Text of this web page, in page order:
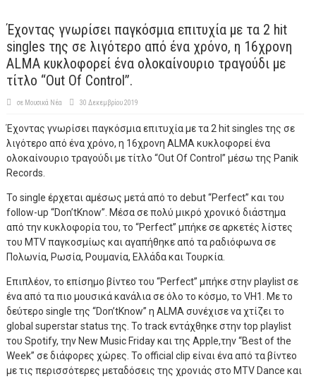
Έχοντας γνωρίσει παγκόσμια επιτυχία με τα 2 hit
singles της σε λιγότερο από ένα χρόνο, η 16χρονη
ALMA κυκλοφορεί ένα ολοκαίνουριο τραγούδι με
τίτλο “Out Of Control”.
σε Μουσικά Νέα 30 Δεκεμβρίου 2019
Έχοντας γνωρίσει παγκόσμια επιτυχία με τα 2 hit singles της σε
λιγότερο από ένα χρόνο, η 16χρονη ALMA κυκλοφορεί ένα
ολοκαίνουριο τραγούδι με τίτλο “Out Of Control” μέσω της Panik
Records.
To single έρχεται αμέσως μετά από το debut “Perfect” και του
follow-up “Don’tKnow”. Μέσα σε πολύ μικρό χρονικό διάστημα
από την κυκλοφορία του, το “Perfect” μπήκε σε αρκετές λίστες
του MTV παγκοσμίως και αγαπήθηκε από τα ραδιόφωνα σε
Πολωνία, Ρωσία, Ρουμανία, Ελλάδα και Τουρκία.
Επιπλέον, το επίσημο βίντεο του “Perfect” μπήκε στην playlist σε
ένα από τα πιο μουσικά κανάλια σε όλο το κόσμο, το VH1. Με το
δεύτερο single της “Don’tKnow” η ALMA συνέχισε να χτίζει το
global superstar status της. To track εντάχθηκε στην top playlist
του Spotify, την New Music Friday και της Apple,την “Best of the
Week” σε διάφορες χώρες. Το official clip είναι ένα από τα βίντεο
με τις περισσότερες μεταδόσεις της χρονιάς στο MTV Dance και